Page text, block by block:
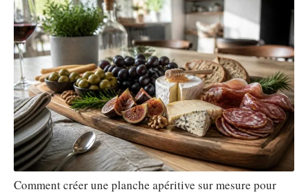
Comment créer une planche apéritive sur mesure pour